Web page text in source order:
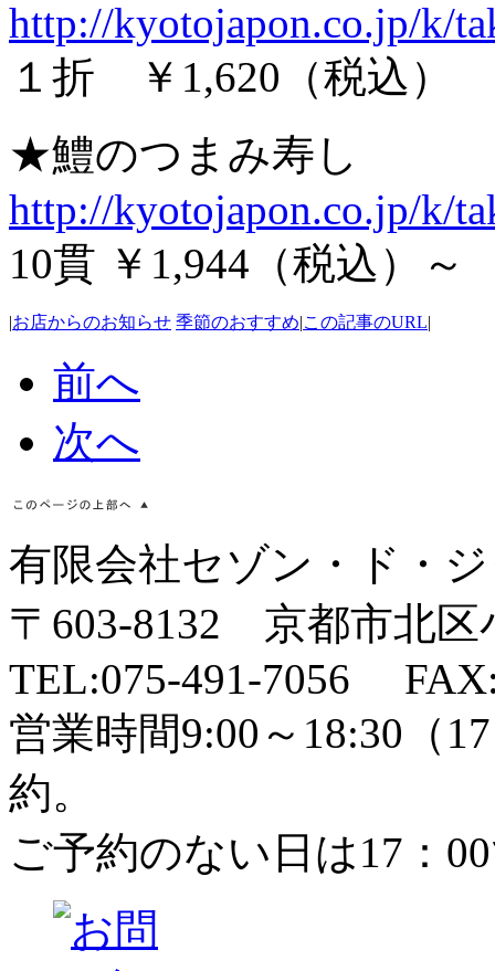
http://kyotojapon.co.jp/k/
１折 ￥1,620（税込）
★鱧のつまみ寿し
http://kyotojapon.co.jp/k/
10貫 ￥1,944（税込）～
|お店からのお知らせ 季節のおすすめ|この記事のURL|
前へ
次へ
有限会社セゾン・ド・
〒603-8132 京都市北区
TEL:075-491-7056
営業時間9:00～18:30（
約。
ご予約のない日は17：